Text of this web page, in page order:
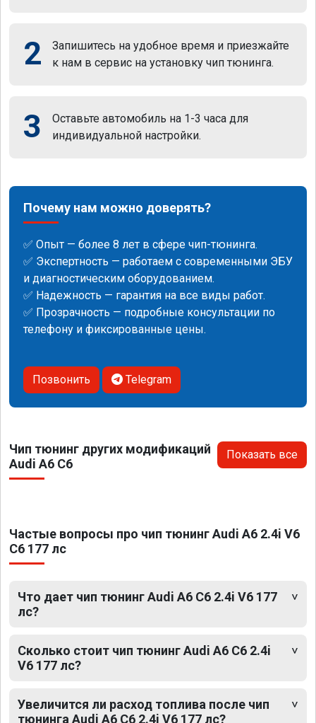
2
Запишитесь на удобное время и приезжайте
к нам в сервис на установку чип тюнинга.
3
Оставьте автомобиль на 1-3 часа для
индивидуальной настройки.
Почему нам можно доверять?
✅ Опыт — более 8 лет в сфере чип-тюнинга.
✅ Экспертность — работаем с современными ЭБУ
и диагностическим оборудованием.
✅ Надежность — гарантия на все виды работ.
✅ Прозрачность — подробные консультации по
телефону и фиксированные цены.
Позвонить Telegram
Чип тюнинг других модификаций
Audi A6 C6
Показать все
Частые вопросы про чип тюнинг Audi A6 2.4i V6
C6 177 лс
Что дает чип тюнинг Audi A6 C6 2.4i V6 177
лс?
Сколько стоит чип тюнинг Audi A6 C6 2.4i
V6 177 лс?
Увеличится ли расход топлива после чип
тюнинга Audi A6 C6 2.4i V6 177 лс?